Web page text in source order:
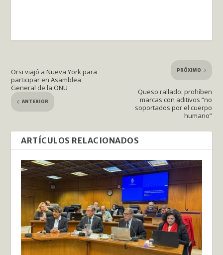
Orsi viajó a Nueva York para
participar en Asamblea
General de la ONU
ANTERIOR
PRÓXIMO
Queso rallado: prohíben
marcas con aditivos “no
soportados por el cuerpo
humano”
ARTÍCULOS RELACIONADOS